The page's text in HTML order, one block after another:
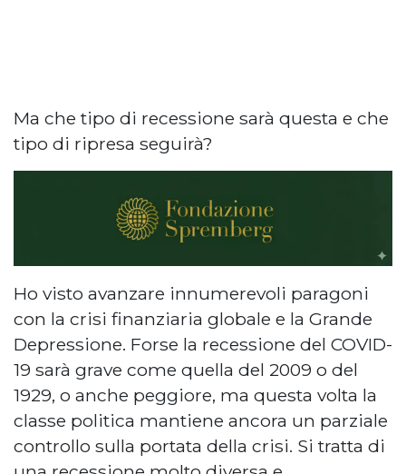
Ma che tipo di recessione sarà questa e che
tipo di ripresa seguirà?
Ho visto avanzare innumerevoli paragoni
con la crisi finanziaria globale e la Grande
Depressione. Forse la recessione del COVID-
19 sarà grave come quella del 2009 o del
1929, o anche peggiore, ma questa volta la
classe politica mantiene ancora un parziale
controllo sulla portata della crisi. Si tratta di